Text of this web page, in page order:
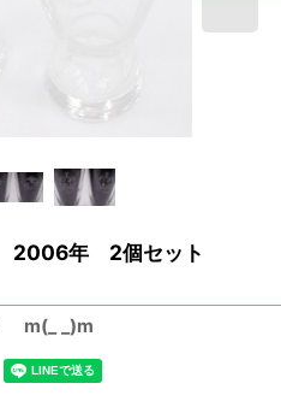
2006年 2個セット
m(_ _)m